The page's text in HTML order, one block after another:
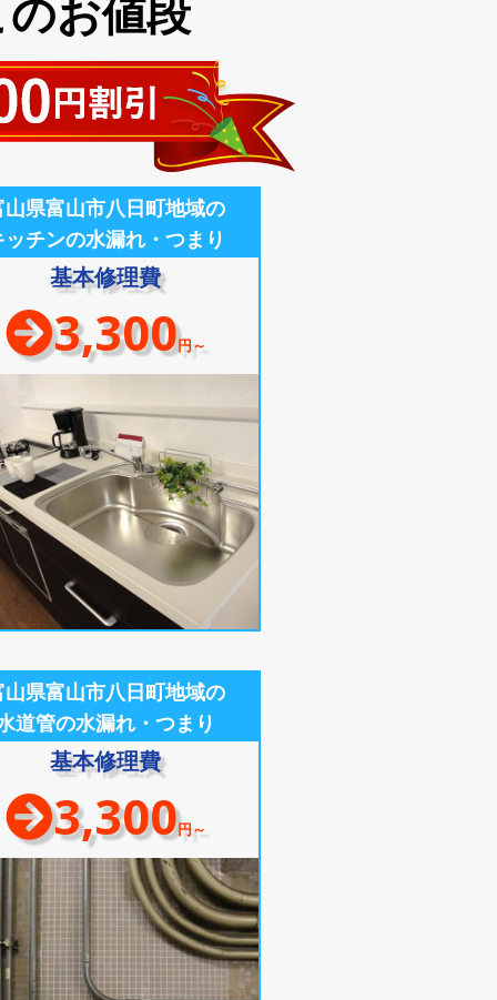
お値段
山県富山市八日町地域の
ッチンの水漏れ・つまり
基本修理費
3,300円～
山県富山市八日町地域の
道管の水漏れ・つまり
基本修理費
3,300円～